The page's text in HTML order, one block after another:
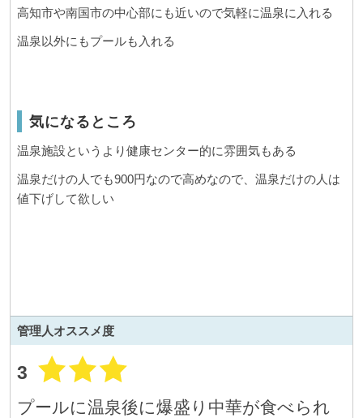
高知市や南国市の中心部にも近いので気軽に温泉に入れる
温泉以外にもプールも入れる
気になるところ
温泉施設というより健康センター的に雰囲気もある
温泉だけの人でも900円なので高めなので、温泉だけの人は
値下げして欲しい
管理人オススメ度
3
プールに温泉後に爆盛り中華が食べられ